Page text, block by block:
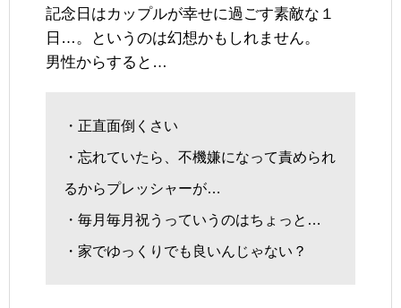
記念日はカップルが幸せに過ごす素敵な１
日…。というのは幻想かもしれません。
男性からすると…
・正直面倒くさい
・忘れていたら、不機嫌になって責められ
るからプレッシャーが…
・毎月毎月祝うっていうのはちょっと…
・家でゆっくりでも良いんじゃない？